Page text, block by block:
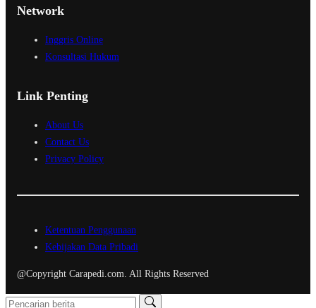
Network
Inggris Online
Konsultasi Hukum
Link Penting
About Us
Contact Us
Privacy Policy
Ketentuan Penggunaan
Kebijakan Data Pribadi
@Copyright Carapedi.com. All Rights Reserved